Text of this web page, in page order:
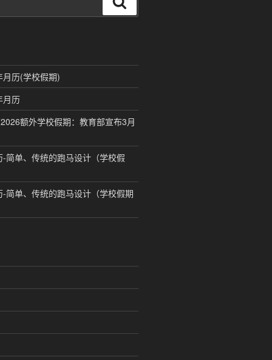
索
历(学校假期)
月历
额外学校假期：教育部宣布3月
简单、传统的跑马设计（学校假
简单、传统的跑马设计（学校假期